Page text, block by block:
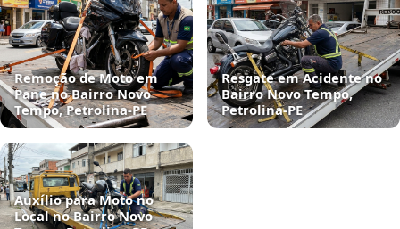
Remoção de Moto em
Pane no Bairro Novo
Tempo, Petrolina‑PE
Resgate em Acidente no
Bairro Novo Tempo,
Petrolina‑PE
Auxílio para Moto no
Local no Bairro Novo